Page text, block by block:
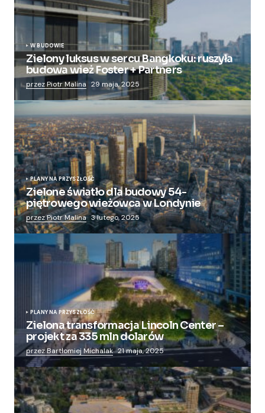
W BUDOWIE
Zielony luksus w sercu Bangkoku: ruszyła
budowa wież Foster + Partners
przez Piotr Malina 29 maja, 2025
PLANY NA PRZYSZŁOŚĆ
Zielone światło dla budowy 54-
piętrowego wieżowca w Londynie
przez Piotr Malina 3 lutego, 2025
PLANY NA PRZYSZŁOŚĆ
Zielona transformacja Lincoln Center –
projekt za 335 mln dolarów
przez Bartłomiej Michalak 21 maja, 2025